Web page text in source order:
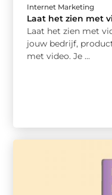
Internet Marketing
Laat het zien met
Laat het zien met
jouw bedrijf,
met video. Je ...